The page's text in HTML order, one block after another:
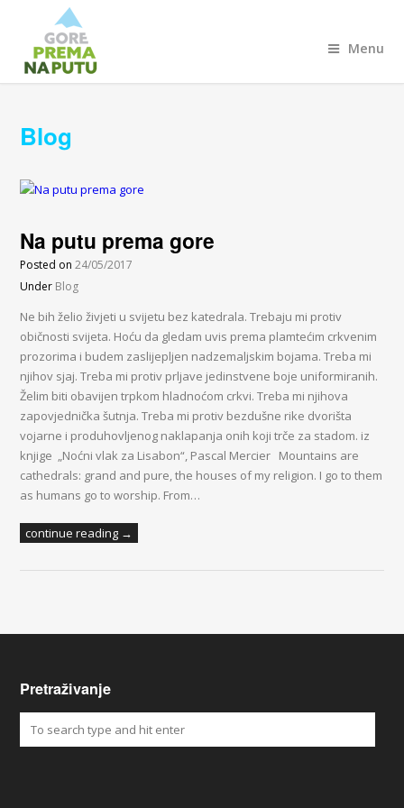
Menu
Blog
Na putu prema gore
Posted on24/05/2017
Under Blog
Ne bih želio živjeti u svijetu bez katedrala. Trebaju mi protiv
običnosti svijeta. Hoću da gledam uvis prema plamtećim crkvenim
prozorima i budem zaslijepljen nadzemaljskim bojama. Treba mi
njihov sjaj. Treba mi protiv prljave jedinstvene boje uniformiranih.
Želim biti obavijen trpkom hladnoćom crkvi. Treba mi njihova
zapovjednička šutnja. Treba mi protiv bezdušne rike dvorišta
vojarne i produhovljenog naklapanja onih koji trče za stadom. iz
knjige „Noćni vlak za Lisabon“, Pascal Mercier Mountains are
cathedrals: grand and pure, the houses of my religion. I go to them
as humans go to worship. From…
continue reading →
Pretraživanje